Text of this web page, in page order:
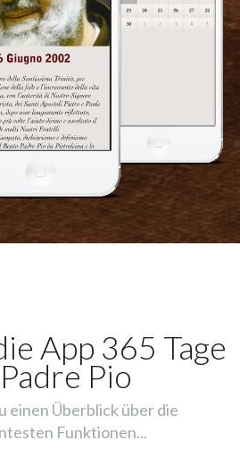
App 365 Tage
Pio
einen Überblick über die
Funktionen...